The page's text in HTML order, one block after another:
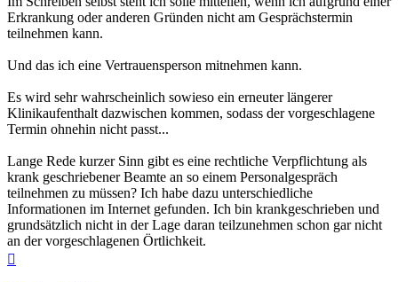
Erkrankung oder anderen Gründen nicht am Gesprächstermin
teilnehmen kann.
Und das ich eine Vertrauensperson mitnehmen kann.
Es wird sehr wahrscheinlich sowieso ein erneuter längerer
Klinikaufenthalt dazwischen kommen, sodass der vorgeschlagene
Termin ohnehin nicht passt...
Lange Rede kurzer Sinn gibt es eine rechtliche Verpflichtung als
krank geschriebener Beamte an so einem Personalgespräch
teilnehmen zu müssen? Ich habe dazu unterschiedliche
Informationen im Internet gefunden. Ich bin krankgeschrieben und
grundsätzlich nicht in der Lage daran teilzunehmen schon gar nicht
an der vorgeschlagenen Örtlichkeit.